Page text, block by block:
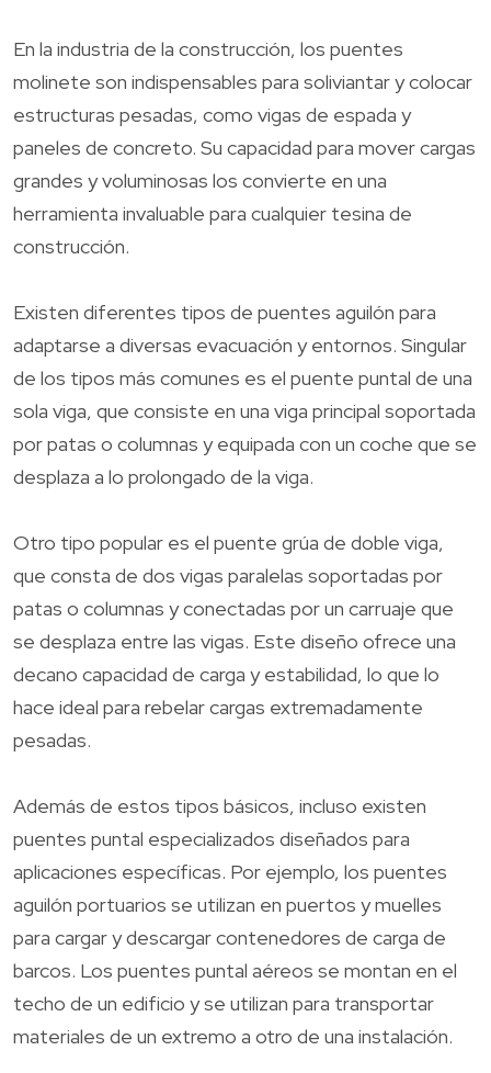
En la industria de la construcción, los puentes
molinete son indispensables para soliviantar y colocar
estructuras pesadas, como vigas de espada y
paneles de concreto. Su capacidad para mover cargas
grandes y voluminosas los convierte en una
herramienta invaluable para cualquier tesina de
construcción.
Existen diferentes tipos de puentes aguilón para
adaptarse a diversas evacuación y entornos. Singular
de los tipos más comunes es el puente puntal de una
sola viga, que consiste en una viga principal soportada
por patas o columnas y equipada con un coche que se
desplaza a lo prolongado de la viga.
Otro tipo popular es el puente grúa de doble viga,
que consta de dos vigas paralelas soportadas por
patas o columnas y conectadas por un carruaje que
se desplaza entre las vigas. Este diseño ofrece una
decano capacidad de carga y estabilidad, lo que lo
hace ideal para rebelar cargas extremadamente
pesadas.
Además de estos tipos básicos, incluso existen
puentes puntal especializados diseñados para
aplicaciones específicas. Por ejemplo, los puentes
aguilón portuarios se utilizan en puertos y muelles
para cargar y descargar contenedores de carga de
barcos. Los puentes puntal aéreos se montan en el
techo de un edificio y se utilizan para transportar
materiales de un extremo a otro de una instalación.